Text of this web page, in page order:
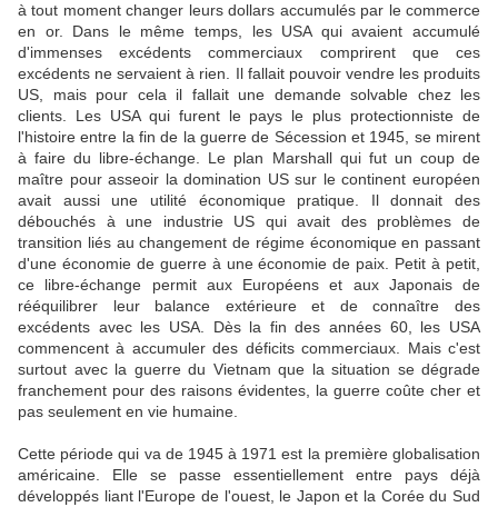
à tout moment changer leurs dollars accumulés par le commerce
en or. Dans le même temps, les USA qui avaient accumulé
d'immenses excédents commerciaux comprirent que ces
excédents ne servaient à rien. Il fallait pouvoir vendre les produits
US, mais pour cela il fallait une demande solvable chez les
clients. Les USA qui furent le pays le plus protectionniste de
l'histoire entre la fin de la guerre de Sécession et 1945, se mirent
à faire du libre-échange. Le plan Marshall qui fut un coup de
maître pour asseoir la domination US sur le continent européen
avait aussi une utilité économique pratique. Il donnait des
débouchés à une industrie US qui avait des problèmes de
transition liés au changement de régime économique en passant
d'une économie de guerre à une économie de paix. Petit à petit,
ce libre-échange permit aux Européens et aux Japonais de
rééquilibrer leur balance extérieure et de connaître des
excédents avec les USA. Dès la fin des années 60, les USA
commencent à accumuler des déficits commerciaux. Mais c'est
surtout avec la guerre du Vietnam que la situation se dégrade
franchement pour des raisons évidentes, la guerre coûte cher et
pas seulement en vie humaine.
Cette période qui va de 1945 à 1971 est la première globalisation
américaine. Elle se passe essentiellement entre pays déjà
développés liant l'Europe de l'ouest, le Japon et la Corée du Sud